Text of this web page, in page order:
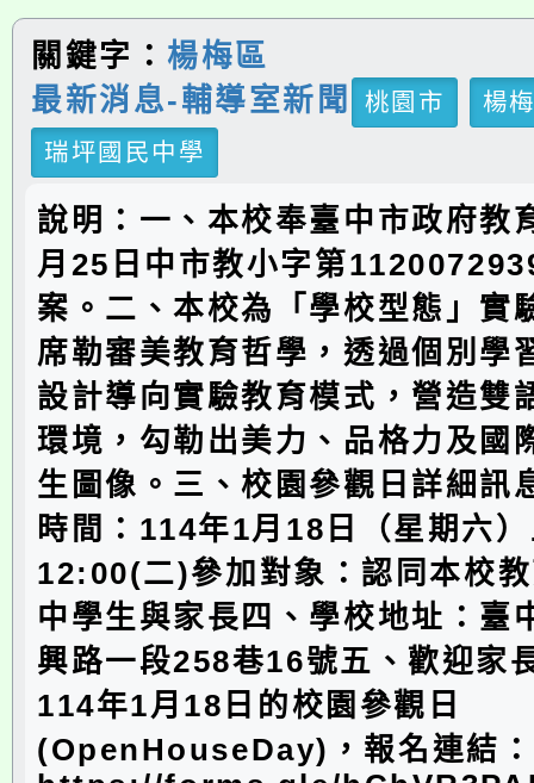
關鍵字： 楊梅區
最新消息-輔導室新聞
桃園市
楊
瑞坪國民中學
說明：一、本校奉臺中市政府教
月25日中市教小字第
案。二、本校為「學校型態」實
席勒審美教育哲學，透過個別學
設計導向實驗教育模式，營造雙
環境，勾勒出美力、品格力及國
生圖像。三、校園參觀日詳細訊
時間：114年1月18日（星期六
12:00(二)參加對象：認同本校
中學生與家長四、學校地址：臺
興路一段258巷16號五、歡迎家
114年1月18日的校園參觀日
(OpenHouseDay)，報名連結：